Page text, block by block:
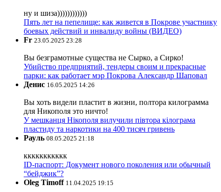
ну и шиза))))))))))))
Пять лет на пепелище: как живется в Покрове участнику
боевых действий и инвалиду войны (ВИДЕО)
Fr 23.05.2025 23:28
Вы безграмотные существа не Сырко, а Сирко!
Убийство предприятий, тендеры своим и прекрасные
парки: как работает мэр Покрова Александр Шаповал
Денис 16.05.2025 14:26
Вы хоть видели пластит в жизни, полтора килограмма
для Никополя это ничто!
У мешканця Нікополя вилучили півтора кілограма
пластиду та наркотики на 400 тисяч гривень
Рауль 08.05.2025 21:18
ккккккккккк
ID-паспорт: Документ нового поколения или обычный
“бейджик”?
Oleg Timoff 11.04.2025 19:15